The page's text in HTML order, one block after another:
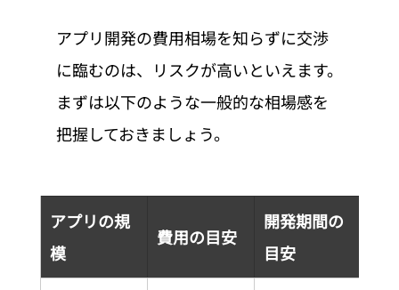
アプリ開発の費用相場を知らずに交渉
に臨むのは、リスクが高いといえます。
まずは以下のような一般的な相場感を
把握しておきましょう。
アプリの規
模
費用の目安
開発期間の
目安